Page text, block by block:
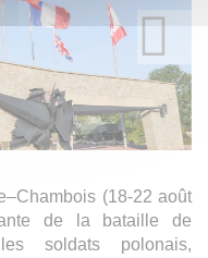
(18-22 août
de la bataille de
soldats polonais,